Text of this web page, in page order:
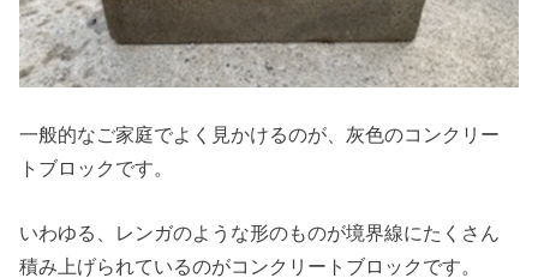
一般的なご家庭でよく見かけるのが、灰色のコンクリー
トブロックです。
いわゆる、レンガのような形のものが境界線にたくさん
積み上げられているのがコンクリートブロックです。